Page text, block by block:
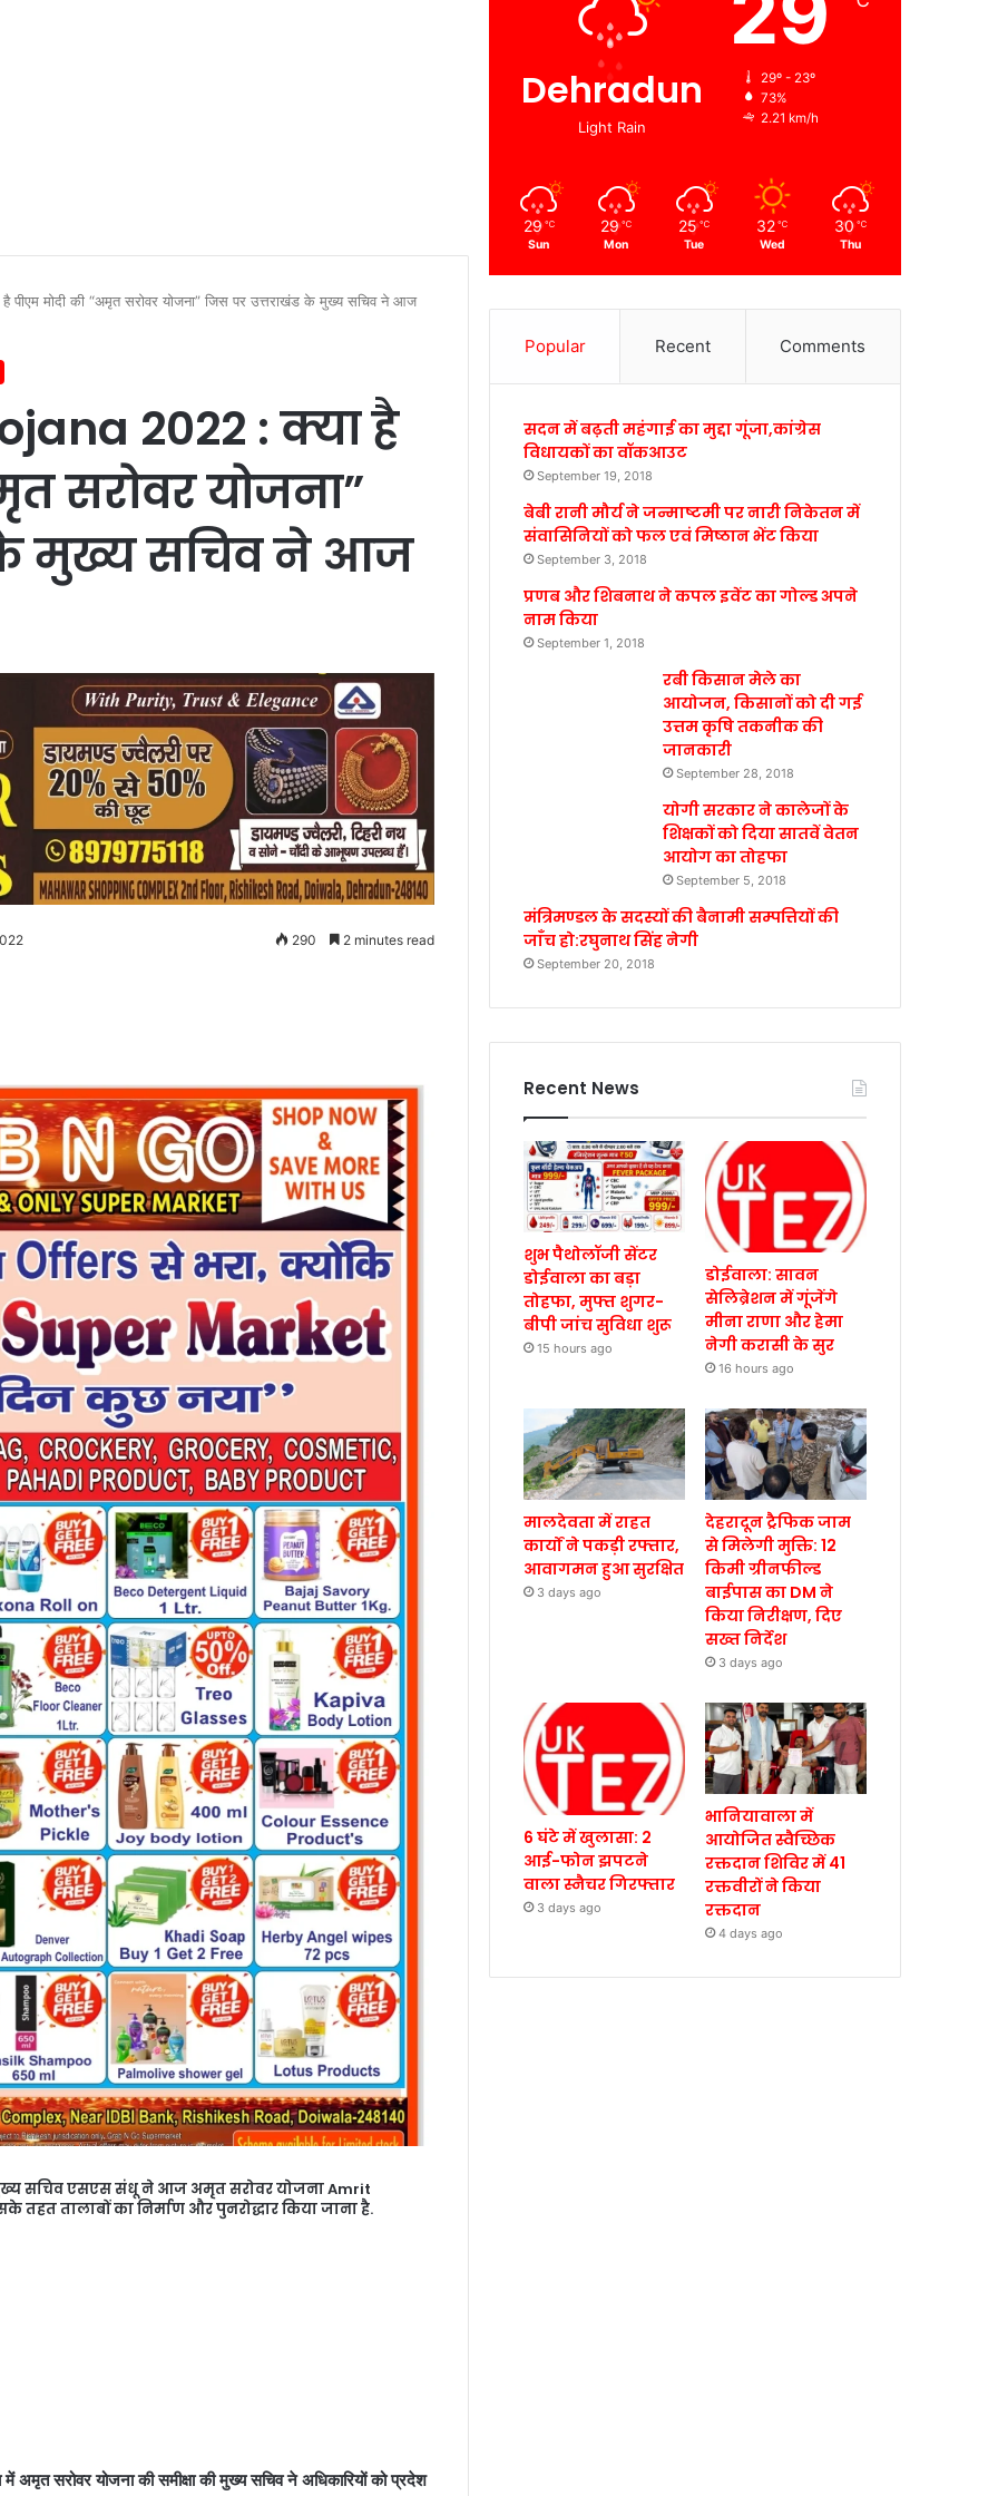
मोदी की “अमृत सरोवर योजना” जिस पर उत्तराखंड के मुख्य सचिव ने आज
2022 : क्या है
सरोवर योजना”
के मुख्य सचिव ने आज
290 2 minutes read
सचिव एसएस संधू ने आज अमृत सरोवर योजना Amrit
तालाबों का निर्माण और पुनरोद्धार किया जाना है.
सरोवर योजना की समीक्षा की मुख्य सचिव ने अधिकारियों को प्रदेश
Dehradun
Light Rain
29º - 23º
73%
2.21 km/h
29 ℃
Sun
29 ℃
Mon
25 ℃
Tue
32 ℃
Wed
30 ℃
Thu
Popular Recent Comments
सदन में बढ़ती महंगाई का मुद्दा गूंजा,कांग्रेस
विधायकों का वॉकआउट
September 19, 2018
बेबी रानी मौर्य ने जन्माष्टमी पर नारी निकेतन में
संवासिनियों को फल एवं मिष्ठान भेंट किया
September 3, 2018
प्रणब और शिबनाथ ने कपल इवेंट का गोल्ड अपने
नाम किया
September 1, 2018
रबी किसान मेले का
आयोजन, किसानों को दी गई
उत्तम कृषि तकनीक की
जानकारी
September 28, 2018
योगी सरकार ने कालेजों के
शिक्षकों को दिया सातवें वेतन
आयोग का तोहफा
September 5, 2018
मंत्रिमण्डल के सदस्यों की बैनामी सम्पत्तियों की
जाँच हो:रघुनाथ सिंह नेगी
September 20, 2018
Recent News
शुभ पैथोलॉजी सेंटर
डोईवाला का बड़ा
तोहफा, मुफ्त शुगर-
बीपी जांच सुविधा शुरू
15 hours ago
डोईवाला: सावन
सेलिब्रेशन में गूंजेंगे
मीना राणा और हेमा
नेगी करासी के सुर
16 hours ago
मालदेवता में राहत
कार्यों ने पकड़ी रफ्तार,
आवागमन हुआ सुरक्षित
3 days ago
देहरादून ट्रैफिक जाम
से मिलेगी मुक्ति: 12
किमी ग्रीनफील्ड
बाईपास का DM ने
किया निरीक्षण, दिए
सख्त निर्देश
3 days ago
6 घंटे में खुलासा: 2
आई-फोन झपटने
वाला स्नैचर गिरफ्तार
3 days ago
भानियावाला में
आयोजित स्वैच्छिक
रक्तदान शिविर में 41
रक्तवीरों ने किया
रक्तदान
4 days ago